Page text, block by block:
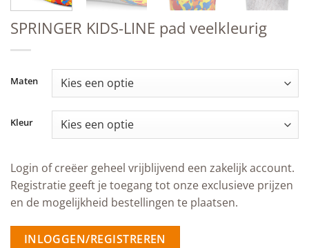
SPRINGER KIDS-LINE pad veelkleurig
Maten
Kleur
Login of creëer geheel vrijblijvend een zakelijk account.
Registratie geeft je toegang tot onze exclusieve prijzen
en de mogelijkheid bestellingen te plaatsen.
INLOGGEN/REGISTREREN